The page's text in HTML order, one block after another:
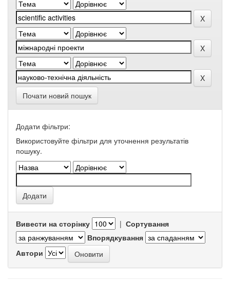
Почати новий пошук
Додати фільтри:
Використовуйте фільтри для уточнення результатів
пошуку.
Вивести на сторінку | Сортування
Впорядкування
Автори